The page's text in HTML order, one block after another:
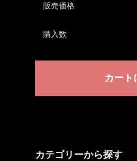
販売価格
購入数
カテゴリーから探す